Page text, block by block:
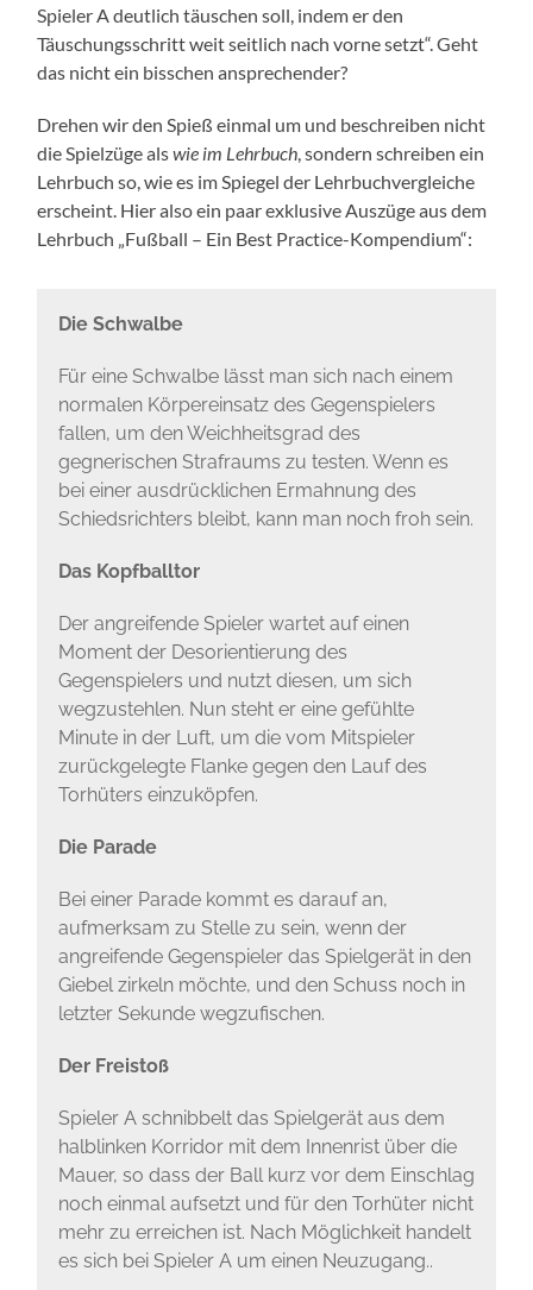
Spieler A deutlich täuschen soll, indem er den
Täuschungsschritt weit seitlich nach vorne setzt“. Geht
das nicht ein bisschen ansprechender?
Drehen wir den Spieß einmal um und beschreiben nicht
die Spielzüge alswie im Lehrbuch, sondern schreiben ein
Lehrbuch so, wie es im Spiegel der Lehrbuchvergleiche
erscheint. Hier also ein paar exklusive Auszüge aus dem
Lehrbuch „Fußball – Ein Best Practice-Kompendium“:
Die Schwalbe
Für eine Schwalbe lässt man sich nach einem
normalen Körpereinsatz des Gegenspielers
fallen, um den Weichheitsgrad des
gegnerischen Strafraums zu testen. Wenn es
bei einer ausdrücklichen Ermahnung des
Schiedsrichters bleibt, kann man noch froh sein.
Das Kopfballtor
Der angreifende Spieler wartet auf einen
Moment der Desorientierung des
Gegenspielers und nutzt diesen, um sich
wegzustehlen. Nun steht er eine gefühlte
Minute in der Luft, um die vom Mitspieler
zurückgelegte Flanke gegen den Lauf des
Torhüters einzuköpfen.
Die Parade
Bei einer Parade kommt es darauf an,
aufmerksam zu Stelle zu sein, wenn der
angreifende Gegenspieler das Spielgerät in den
Giebel zirkeln möchte, und den Schuss noch in
letzter Sekunde wegzufischen.
Der Freistoß
Spieler A schnibbelt das Spielgerät aus dem
halblinken Korridor mit dem Innenrist über die
Mauer, so dass der Ball kurz vor dem Einschlag
noch einmal aufsetzt und für den Torhüter nicht
mehr zu erreichen ist. Nach Möglichkeit handelt
es sich bei Spieler A um einen Neuzugang..